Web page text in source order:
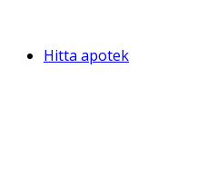
Hitta apotek